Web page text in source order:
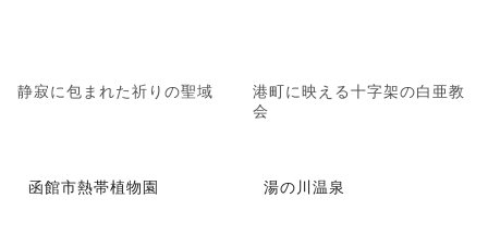
静寂に包まれた祈りの聖域
港町に映える十字架の白亜教
会
函館市熱帯植物園 湯の川温泉